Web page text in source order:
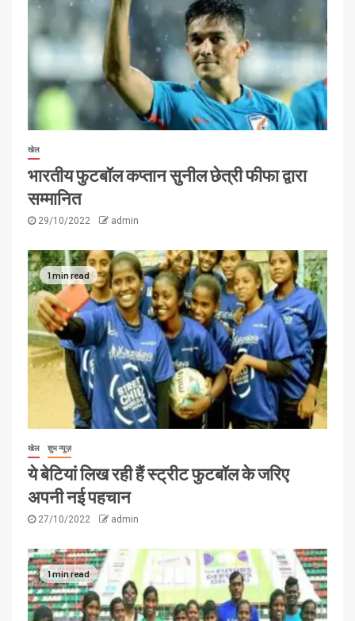
खेल
भारतीय फुटबॉल कप्तान सुनील छेत्री फीफा द्वारा
सम्मानित
29/10/2022 admin
1 min read
खेल शुभ न्यूज़
ये बेटियां लिख रही हैं स्ट्रीट फुटबॉल के जरिए
अपनी नई पहचान
27/10/2022 admin
1 min read